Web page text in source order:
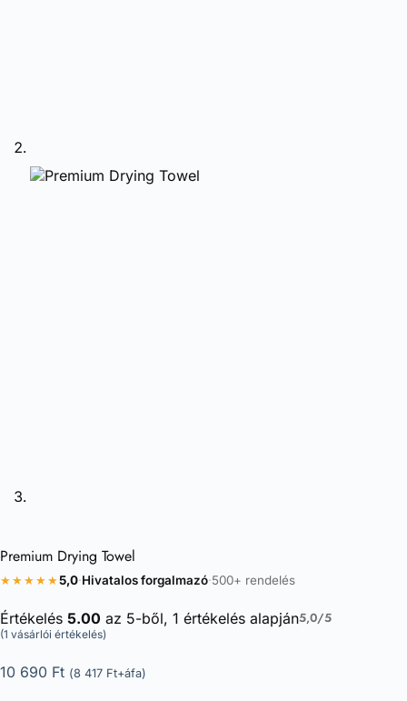
Premium Drying Towel
★★★★★5,0·Hivatalos forgalmazó·500+ rendelés
Értékelés 5.00 az 5-ből, 1 értékelés alapján5,0/5
(1 vásárlói értékelés)
10 690 Ft (8 417 Ft+áfa)